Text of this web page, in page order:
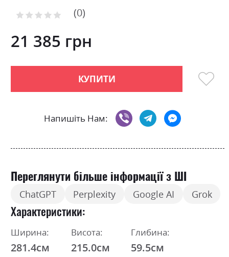
the
of
the
gallery
Рейтинг: 0
21 385 грн
КУПИТИ
Напишіть Нам:
Переглянути більше інформації з ШІ
ChatGPT Perplexity Google AI Grok
Характеристики
Ширина:
281.4см
Висота:
215.0см
Глибина:
59.5см